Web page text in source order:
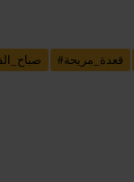
#قعدة_مريحة